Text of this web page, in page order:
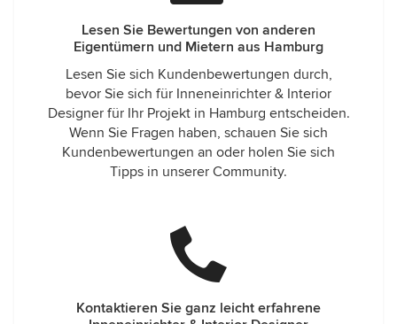
Lesen Sie Bewertungen von anderen
Eigentümern und Mietern aus Hamburg
Lesen Sie sich Kundenbewertungen durch,
bevor Sie sich für Inneneinrichter & Interior
Designer für Ihr Projekt in Hamburg entscheiden.
Wenn Sie Fragen haben, schauen Sie sich
Kundenbewertungen an oder holen Sie sich
Tipps in unserer Community.
Kontaktieren Sie ganz leicht erfahrene